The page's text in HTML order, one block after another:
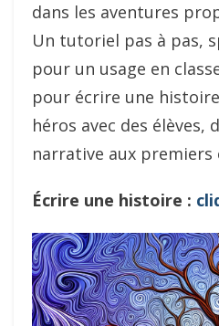
dans les aventures
Un tutoriel pas à pas,
pour un usage en
pour écrire une
héros avec des élèves,
narrative aux
Écrire une histoire :